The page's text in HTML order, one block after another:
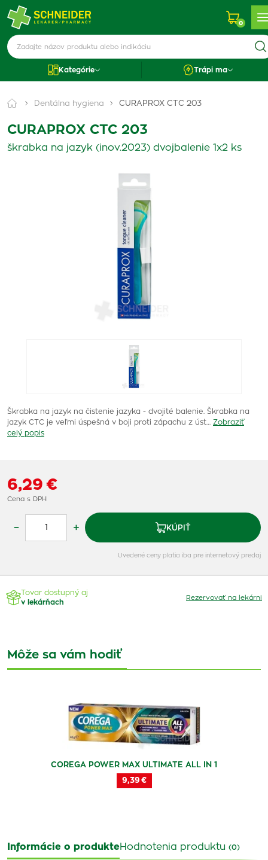
0
Kategórie Trápi ma
Dentálna hygiena CURAPROX CTC 203
CURAPROX CTC 203
škrabka na jazyk (inov.2023) dvojbalenie 1x2 ks
Škrabka na jazyk na čistenie jazyka - dvojité balenie. Škrabka na
jazyk CTC je veľmi úspešná v boji proti zápachu z úst…
Zobraziť
celý popis
6,29 €
Cena s DPH
– + KÚPIŤ
Uvedené ceny platia iba pre internetový predaj
Tovar dostupný aj
v lekárňach
Rezervovať na lekárni
Môže sa vám hodiť
COREGA POWER MAX ULTIMATE ALL IN 1
9,39 €
Informácie o produkteHodnotenia produktu (0)